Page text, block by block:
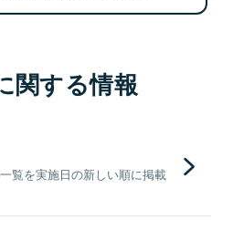
関する情報
覧を実施日の新しい順に掲載